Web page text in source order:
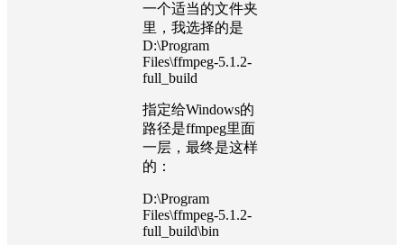
一个适当的文件夹
里，我选择的是
D:\Program
Files\ffmpeg-5.1.2-
full_build
指定给Windows的
路径是ffmpeg里面
一层，最终是这样
的：
D:\Program
Files\ffmpeg-5.1.2-
full_build\bin